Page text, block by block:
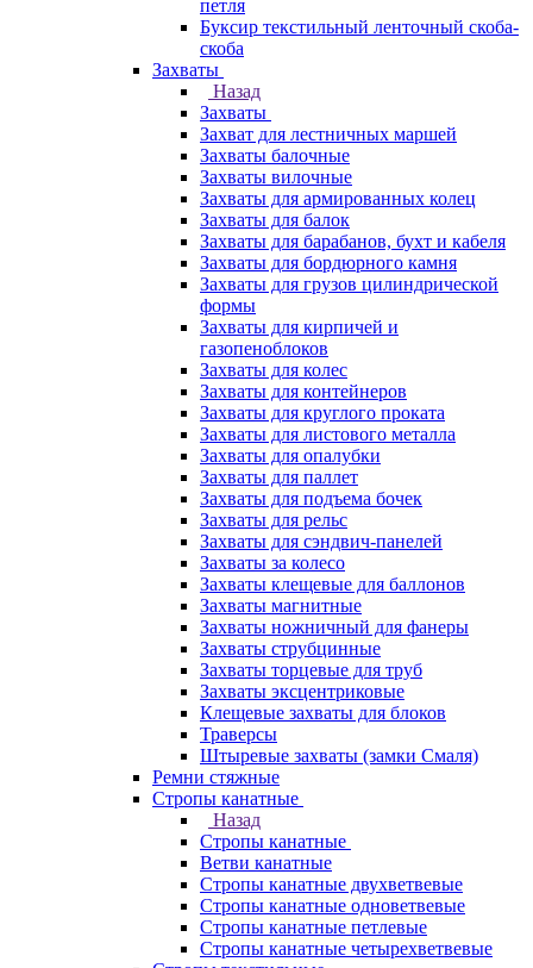
петля
Буксир текстильный ленточный скоба-
скоба
Захваты
Назад
Захваты
Захват для лестничных маршей
Захваты балочные
Захваты вилочные
Захваты для армированных колец
Захваты для балок
Захваты для барабанов, бухт и кабеля
Захваты для бордюрного камня
Захваты для грузов цилиндрической
формы
Захваты для кирпичей и
газопеноблоков
Захваты для колес
Захваты для контейнеров
Захваты для круглого проката
Захваты для листового металла
Захваты для опалубки
Захваты для паллет
Захваты для подъема бочек
Захваты для рельс
Захваты для сэндвич-панелей
Захваты за колесо
Захваты клещевые для баллонов
Захваты магнитные
Захваты ножничный для фанеры
Захваты струбцинные
Захваты торцевые для труб
Захваты эксцентриковые
Клещевые захваты для блоков
Траверсы
Штыревые захваты (замки Смаля)
Ремни стяжные
Стропы канатные
Назад
Стропы канатные
Ветви канатные
Стропы канатные двухветвевые
Стропы канатные одноветвевые
Стропы канатные петлевые
Стропы канатные четырехветвевые